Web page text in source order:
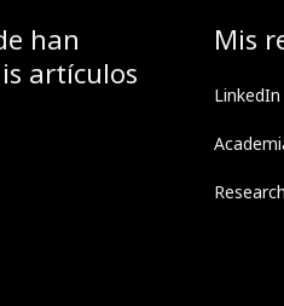
han
artículos
Mis
LinkedIn